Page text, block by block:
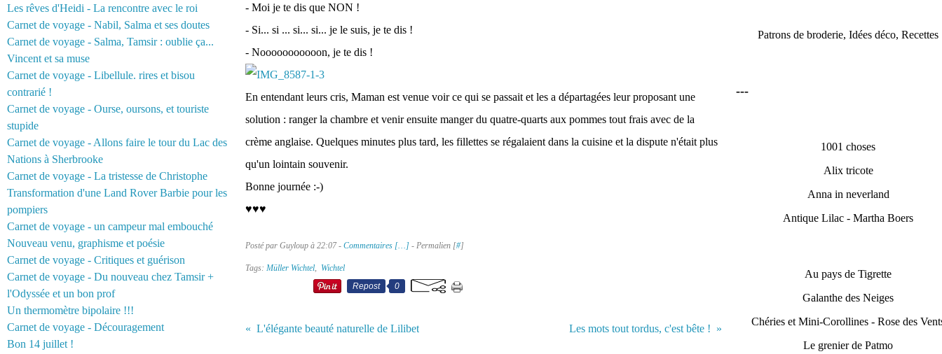
Les rêves d'Heidi - La rencontre avec le roi
Carnet de voyage - Nabil, Salma et ses doutes
Carnet de voyage - Salma, Tamsir : oublie ça...
Vincent et sa muse
Carnet de voyage - Libellule. rires et bisou
contrarié !
Carnet de voyage - Ourse, oursons, et touriste
stupide
Carnet de voyage - Allons faire le tour du Lac des
Nations à Sherbrooke
Carnet de voyage - La tristesse de Christophe
Transformation d'une Land Rover Barbie pour les
pompiers
Carnet de voyage - un campeur mal embouché
Nouveau venu, graphisme et poésie
Carnet de voyage - Critiques et guérison
Carnet de voyage - Du nouveau chez Tamsir +
l'Odyssée et un bon prof
Un thermomètre bipolaire !!!
Carnet de voyage - Découragement
Bon 14 juillet !
- Moi je te dis que NON !
- Si... si ... si... si... je le suis, je te dis !
- Nooooooooooon, je te dis !
En entendant leurs cris, Maman est venue voir ce qui se passait et les a départagées leur proposant une
solution : ranger la chambre et venir ensuite manger du quatre-quarts aux pommes tout frais avec de la
crème anglaise. Quelques minutes plus tard, les fillettes se régalaient dans la cuisine et la dispute n'était plus
qu'un lointain souvenir.
Bonne journée :-)
♥♥♥
Posté par Guyloup à 22:07 - Commentaires […] - Permalien [#]
Tags: Müller Wichtel, Wichtel
Repost
0
L'élégante beauté naturelle de Lilibet Les mots tout tordus, c'est bête !
Patrons de broderie, Idées déco, Recettes
---
1001 choses
Alix tricote
Anna in neverland
Antique Lilac - Martha Boers
Au pays de Tigrette
Galanthe des Neiges
Chéries et Mini-Corollines - Rose des
Le grenier de Patmo